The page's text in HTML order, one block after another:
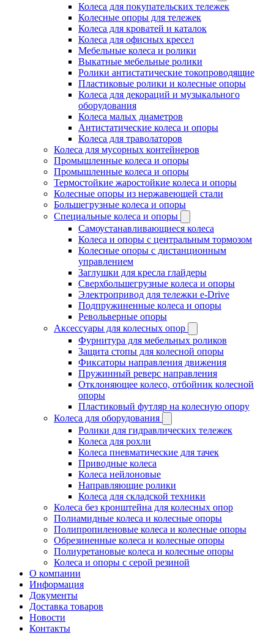
Колеса для покупательских тележек
Колесные опоры для тележек
Колеса для кроватей и каталок
Колеса для офисных кресел
Мебельные колеса и ролики
Выкатные мебельные ролики
Ролики антистатические токопроводящие
Пластиковые ролики и колесные опоры
Колеса для декораций и музыкального
оборудования
Колеса малых диаметров
Антистатические колеса и опоры
Колеса для траволаторов
Колеса для мусорных контейнеров
Промышленные колеса и опоры
Промышленные колеса и опоры
Термостойкие жаростойкие колеса и опоры
Колесные опоры из нержавеющей стали
Большегрузные колеса и опоры
Специальные колеса и опоры
Самоустанавливающиеся колеса
Колеса и опоры с центральным тормозом
Колесные опоры с дистанционным
управлением
Заглушки для кресла глайдеры
Сверхбольшегрузные колеса и опоры
Электропривод для тележки e-Drive
Подпружиненные колеса и опоры
Револьверные опоры
Аксессуары для колесных опор
Фурнитура для мебельных роликов
Защита стопы для колесной опоры
Фиксаторы направления движения
Пружинный реверс направления
Отклоняющее колесо, отбойник колесной
опоры
Пластиковый футляр на колесную опору
Колеса для оборудования
Ролики для гидравлических тележек
Колеса для рохли
Колеса пневматические для тачек
Приводные колеса
Колеса нейлоновые
Направляющие ролики
Колеса для складской техники
Колеса без кронштейна для колесных опор
Полиамидные колеса и колесные опоры
Полипропиленовые колеса и колесные опоры
Обрезиненные колеса и колесные опоры
Полиуретановые колеса и колесные опоры
Колеса и опоры с серой резиной
О компании
Информация
Документы
Доставка товаров
Новости
Контакты